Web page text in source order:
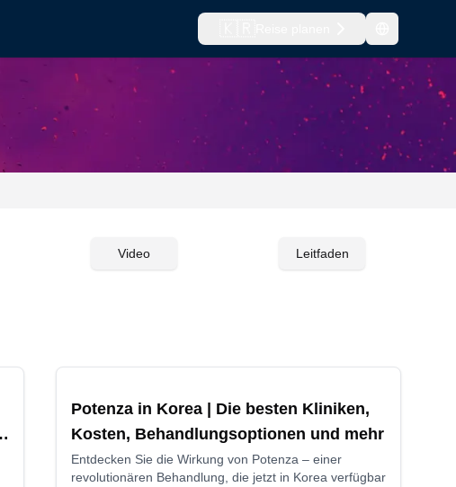
Video Leitfaden
Potenza in Korea | Die besten Kliniken,
Kosten, Behandlungsoptionen und mehr
Entdecken Sie die Wirkung von Potenza – einer
revolutionären Behandlung, die jetzt in Korea verfügbar